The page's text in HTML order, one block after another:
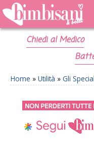
Chiedi al Medico
Home » Utilità » Gli